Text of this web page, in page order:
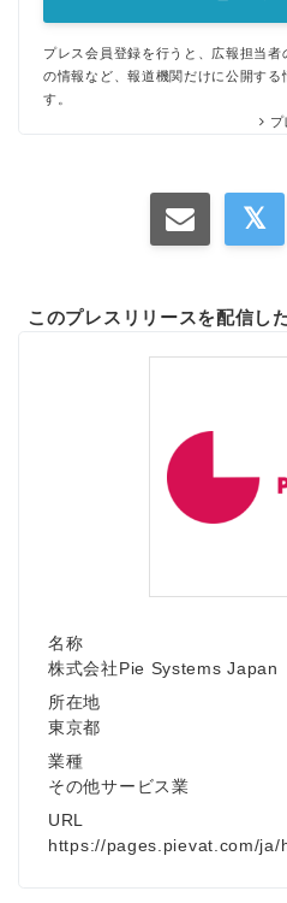
プレス会員登録を行うと、広報担当
の情報など、報道機関だけに公開する
す。
このプレスリリースを配信し
名称
株式会社Pie Systems Japan
所在地
東京都
業種
その他サービス業
URL
https://pages.pievat.com/ja/